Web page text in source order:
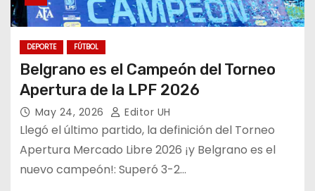
DEPORTE FÚTBOL
Belgrano es el Campeón del Torneo
Apertura de la LPF 2026
May 24, 2026 Editor UH
Llegó el último partido, la definición del Torneo
Apertura Mercado Libre 2026 ¡y Belgrano es el
nuevo campeón!: Superó 3-2…